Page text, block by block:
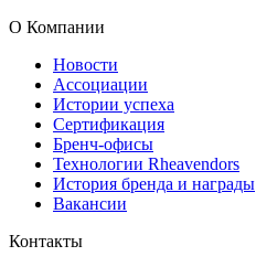
О Компании
Новости
Ассоциации
Истории успеха
Сертификация
Бренч-офисы
Технологии Rheavendors
История бренда и награды
Вакансии
Контакты